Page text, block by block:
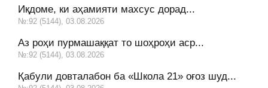
Иқдоме, ки аҳамияти махсус дорад...
№:92 (5144), 03.08.2026
Аз роҳи пурмашаққат то шоҳроҳи аср...
№:92 (5144), 03.08.2026
Қабули довталабон ба «Школа 21» оғоз шуд...